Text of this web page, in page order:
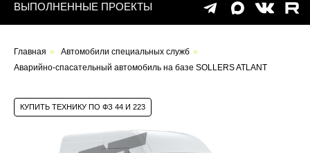
Оставьте заявку на
индивидуальный проект
Главная » Автомобили специальных служб »
Аварийно-спасательный автомобиль на базе SOLLERS ATLANT
КУПИТЬ ТЕХНИКУ ПО ФЗ 44 И 223